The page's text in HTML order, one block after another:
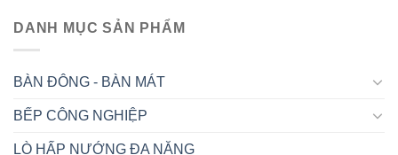
DANH MỤC SẢN PHẨM
BÀN ĐÔNG - BÀN MÁT
BẾP CÔNG NGHIỆP
LÒ HẤP NƯỚNG ĐA NĂNG